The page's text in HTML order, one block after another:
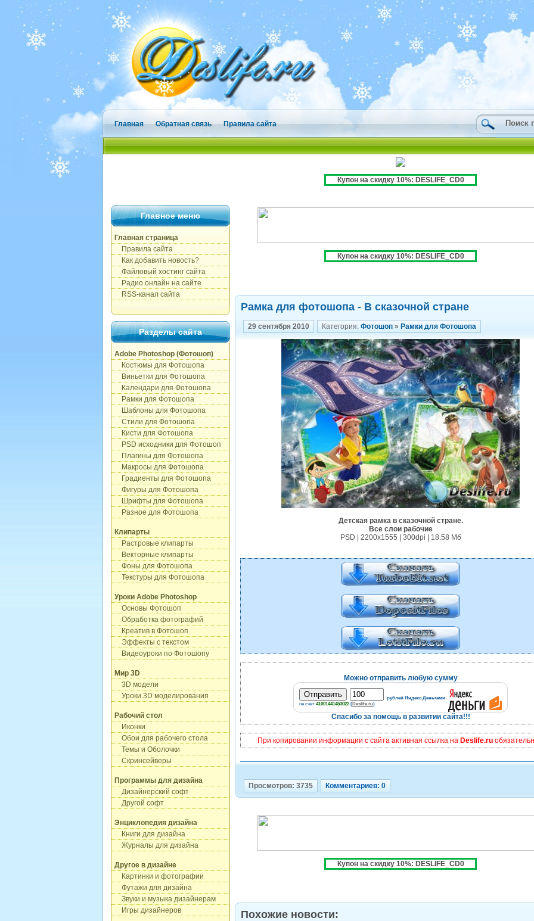
Главная Обратная связь Правила сайта
Купон на скидку 10%: DESLIFE_CD0
Главное меню
Главная страница
Правила сайта
Как добавить новость?
Файловый хостинг сайта
Радио онлайн на сайте
RSS-канал сайта
Разделы сайта
Adobe Photoshop (Фотошоп)
Костюмы для Фотошопа
Виньетки для Фотошопа
Календари для Фотошопа
Рамки для Фотошопа
Шаблоны для Фотошопа
Стили для Фотошопа
Кисти для Фотошопа
PSD исходники для Фотошоп
Плагины для Фотошопа
Макросы для Фотошопа
Градиенты для Фотошопа
Фигуры для Фотошопа
Шрифты для Фотошопа
Разное для Фотошопа
Клипарты
Растровые клипарты
Векторные клипарты
Фоны для Фотошопа
Текстуры для Фотошопа
Уроки Adobe Photoshop
Основы Фотошоп
Обработка фотографий
Креатив в Фотошоп
Эффекты с текстом
Видеоуроки по Фотошопу
Мир 3D
3D модели
Уроки 3D моделирования
Рабочий стол
Иконки
Обои для рабочего стола
Темы и Оболочки
Скринсейверы
Программы для дизайна
Дизайнерский софт
Другой софт
Энциклопедия дизайна
Книги для дизайна
Журналы для дизайна
Другое в дизайне
Картинки и фотографии
Футажи для дизайна
Звуки и музыка дизайнерам
Игры дизайнеров
Купон на скидку 10%: DESLIFE_CD0
Рамка для фотошопа - В сказочной стране
29 сентября 2010 Категория: Фотошоп » Рамки для Фотошопа
Детская рамка в сказочной стране.
Все слои рабочие
PSD | 2200х1555 | 300dpi | 18.58 Мб
Можно отправить любую сумму
рублей Яндекс.Деньгами
на счёт 41001441453022 (Deslife.ru)
Спасибо за помощь в развитии сайта!!!
При копировании информации с сайта активная ссылка на Deslife.ru
Просмотров: 3735 Комментариев: 0
Купон на скидку 10%: DESLIFE_CD0
Похожие новости: